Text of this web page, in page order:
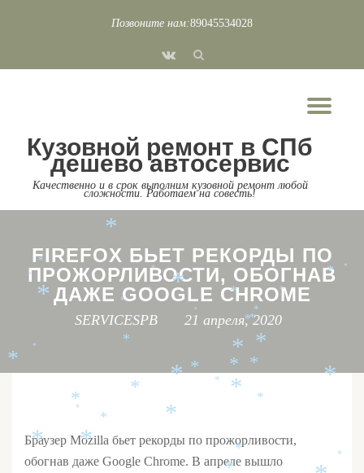
Позвоните нам:89045534028
fa-
Кузовной ремонт в СПб
дешево автосервис
Качественно и в срок выполним кузовной ремонт любой
сложности. Работаем на совесть!
FIREFOX БЬЕТ РЕКОРДЫ ПО
ПРОЖОРЛИВОСТИ, ОБОГНАВ
ДАЖЕ GOOGLE CHROME
SERVICESPB 21 апреля, 2020
Браузер Mozilla бьет рекорды по прожорливости,
обогнав даже Google Chrome. В апреле вышло
*
*
*
*
*
*
*
*
*
*
*
*
*
*
*
*
*
*
*
*
*
*
*
*
*
*
*
*
*
*
*
*
*
*
*
*
*
*
*
*
*
*
*
*
*
*
*
*